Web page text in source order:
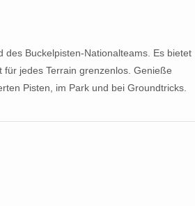
des Buckelpisten-Nationalteams. Es bietet
jedes Terrain grenzenlos. Genieße
Pisten, im Park und bei Groundtricks.